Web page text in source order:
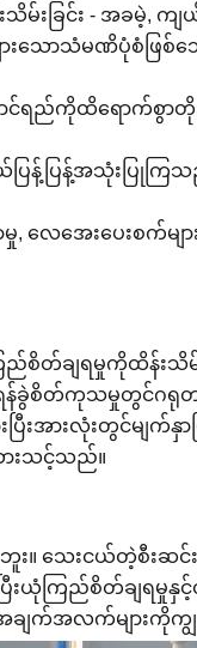
းခြင်း - အခမဲ့, ကျ
းသောသံမဏိပုံစံဖြစ်
ောင်ရည်ကိုထိရောက်စွ
ြန့်ပြန့်အသုံးပြုကြ
မှု, လေအေးပေးစက်မ
ည်စိတ်ချရမှုကိုထိန်း
ကြဉ်ရန်ခွဲစိတ်ကုသမှုတွ
အားလုံးတွင်မျက်နှာပ
ားသင့်သည်။
သေးငယ်တဲ့စီးဆင်း
ြည်စိတ်ချရမှုနှင့်တိ
အချက်အလက်များကို